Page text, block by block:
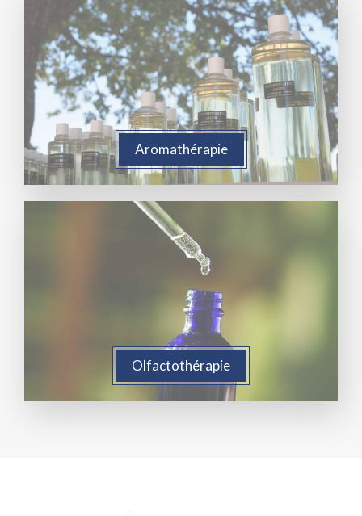
Aromathérapie
Olfactothérapie